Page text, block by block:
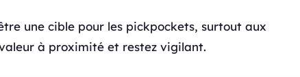
une cible pour les pickpockets, surtout aux
à proximité et restez vigilant.